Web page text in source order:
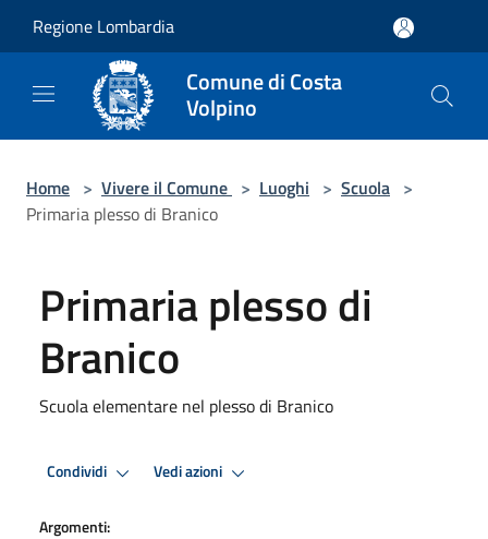
Regione Lombardia
Comune di Costa
Volpino
Home > Vivere il Comune > Luoghi > Scuola >
Primaria plesso di Branico
Primaria plesso di
Branico
Scuola elementare nel plesso di Branico
Condividi Vedi azioni
Argomenti: